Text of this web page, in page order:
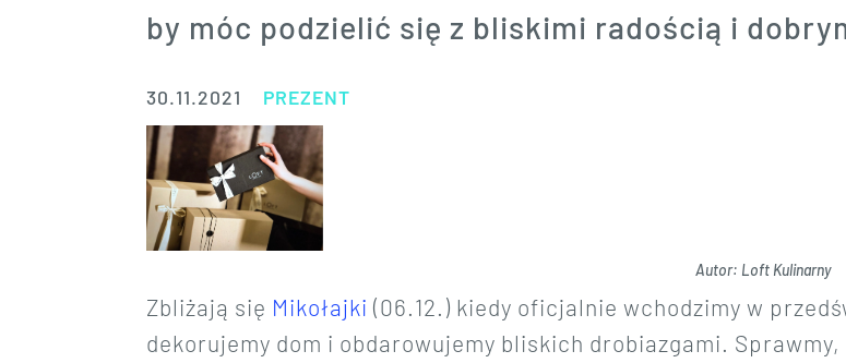
by móc podzielić się z bliskimi radością i
30.11.2021 PREZENT
Autor: Loft Kulinarny
Zbliżają się Mikołajki (06.12.) kiedy oficjalnie wchodzimy w
dekorujemy dom i obdarowujemy bliskich drobiazgami.